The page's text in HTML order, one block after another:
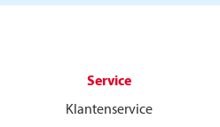
Service
Klantenservice